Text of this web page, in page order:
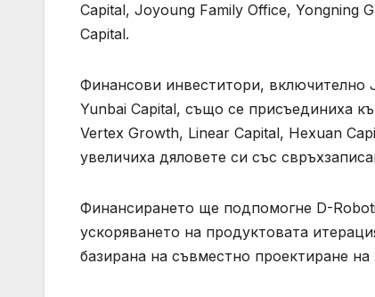
Capital, Joyoung Family Office, Yongning
Capital.
Финансови инвеститори, включително
Yunbai Capital, също се присъединиха
Vertex Growth, Linear Capital, Hexuan
увеличиха дяловете си със
Финансирането ще подпомогне D-
ускоряването на продуктовата
базирана на съвместно проектиране